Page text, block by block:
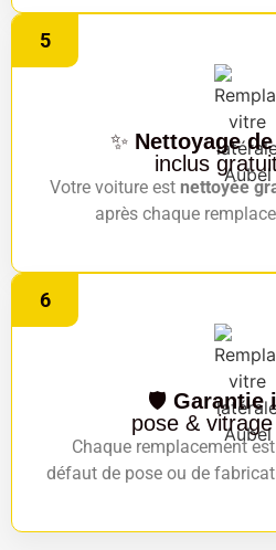
5
✨ Nettoyage
inclus
Votre voiture est nettoyée
après chaque
6
🛡️ Garantie
pose &
Chaque remplacement est
défaut de pose ou de